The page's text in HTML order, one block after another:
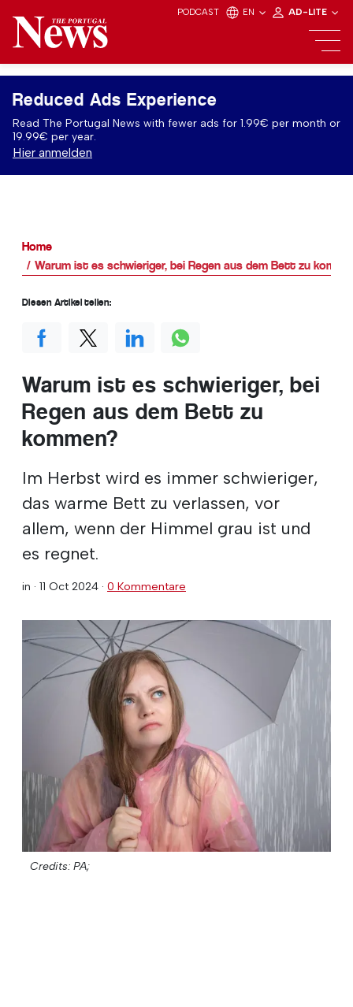
PODCAST EN AD-LITE
Reduced Ads Experience
Read The Portugal News with fewer ads for 1.99€ per month or
19.99€ per year.
Hier anmelden
Home
Warum ist es schwieriger, bei Regen aus dem Bett zu
Warum ist es schwieriger, bei
Regen aus dem Bett zu
kommen?
Im Herbst wird es immer schwieriger,
das warme Bett zu verlassen, vor
allem, wenn der Himmel grau ist und
es regnet.
in · 11 Oct 2024 · 0 Kommentare
Credits: PA;
Diesen Artikel teilen: